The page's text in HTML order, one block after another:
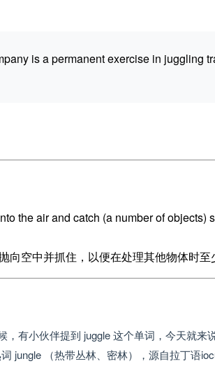
is a permanent exercise in juggling
the air and catch (a number of objects)
向空中并抓住，以便在处理其他物体时至
，有小伙伴提到 juggle 这个单词，今天就
jungle （热带丛林、密林），源自拉丁语